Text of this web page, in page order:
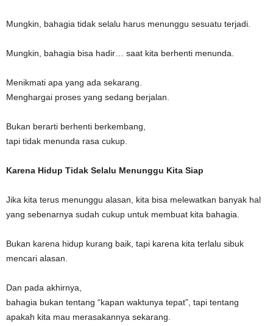
Mungkin, bahagia tidak selalu harus menunggu sesuatu terjadi.
Mungkin, bahagia bisa hadir… saat kita berhenti menunda.
Menikmati apa yang ada sekarang.
Menghargai proses yang sedang berjalan.
Bukan berarti berhenti berkembang,
tapi tidak menunda rasa cukup.
Karena Hidup Tidak Selalu Menunggu Kita Siap
Jika kita terus menunggu alasan, kita bisa melewatkan banyak hal
yang sebenarnya sudah cukup untuk membuat kita bahagia.
Bukan karena hidup kurang baik, tapi karena kita terlalu sibuk
mencari alasan.
Dan pada akhirnya,
bahagia bukan tentang “kapan waktunya tepat”, tapi tentang
apakah kita mau merasakannya sekarang.